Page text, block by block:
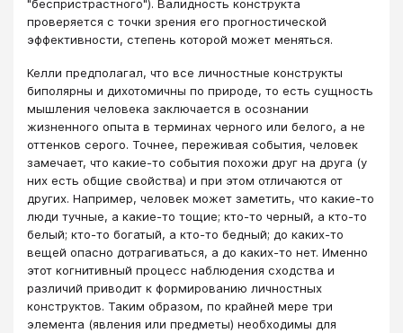
"беспристрастного"). Валидность конструкта
проверяется с точки зрения его прогностической
эффективности, степень которой может меняться.
Келли предполагал, что все личностные конструкты
биполярны и дихотомичны по природе, то есть сущность
мышления человека заключается в осознании
жизненного опыта в терминах черного или белого, а не
оттенков серого. Точнее, переживая события, человек
замечает, что какие-то события похожи друг на друга (у
них есть общие свойства) и при этом отличаются от
других. Например, человек может заметить, что какие-то
люди тучные, а какие-то тощие; кто-то черный, а кто-то
белый; кто-то богатый, а кто-то бедный; до каких-то
вещей опасно дотрагиваться, а до каких-то нет. Именно
этот когнитивный процесс наблюдения сходства и
различий приводит к формированию личностных
конструктов. Таким образом, по крайней мере три
элемента (явления или предметы) необходимы для